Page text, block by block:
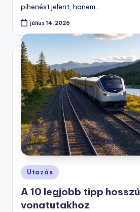
pihenést jelent, hanem…
július 14, 2026
Posted
in
Utazás
A 10 legjobb tipp hosszú
vonatutakhoz